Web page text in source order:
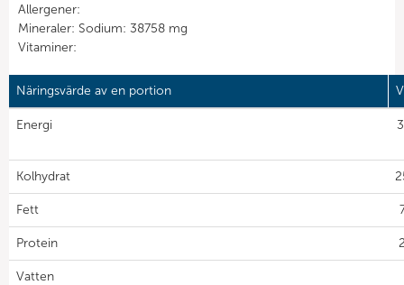
Allergener:
Mineraler: Sodium: 38758 mg
Vitaminer:
Näringsvärde av en portion
Energi
Kolhydrat
Fett
Protein
Vatten